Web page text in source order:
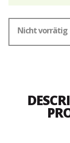
Nicht vorrätig